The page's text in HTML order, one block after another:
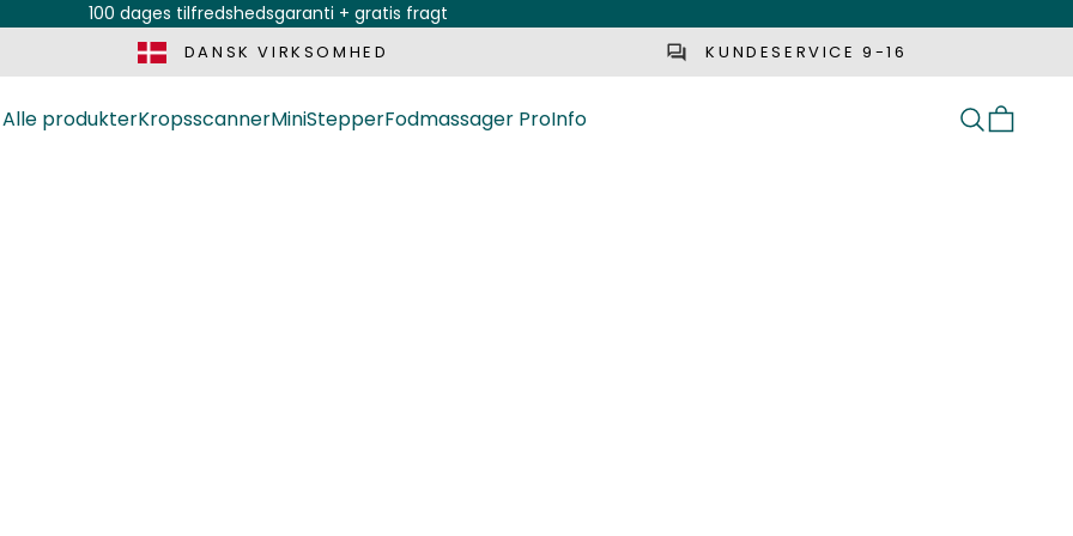
100 dages tilfredshedsgaranti + gratis fragt
DANSK VIRKSOMHED KUNDESERVICE 9-16
Alle produkterKropsscannerMiniStepperFodmassager ProInfo Søg